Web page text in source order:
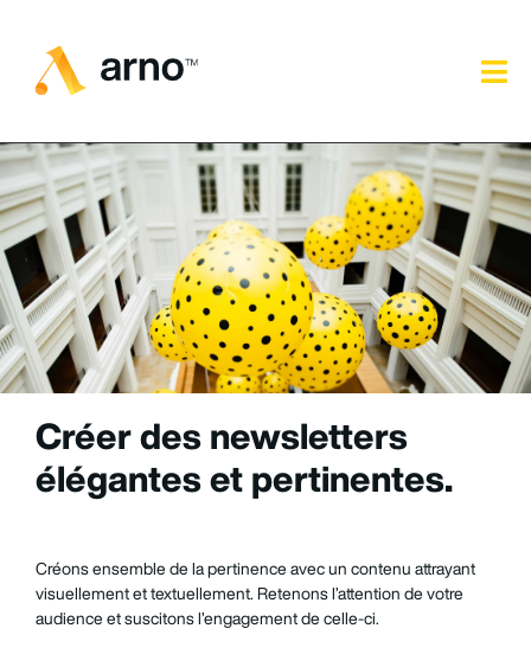
Créer des newsletters
élégantes et pertinentes.
Créons ensemble de la pertinence avec un contenu attrayant
visuellement et textuellement. Retenons l’attention de votre
audience et suscitons l’engagement de celle-ci.